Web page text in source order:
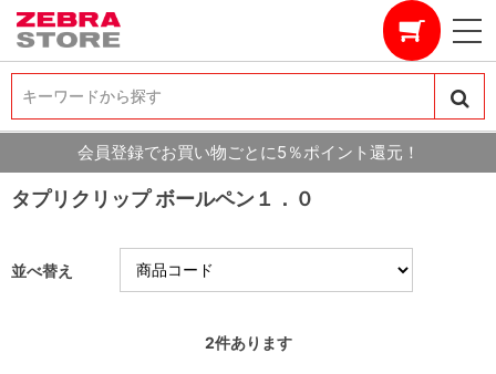
キーワードから探す
キーワードから探す
会員登録でお買い物ごとに5％ポイント還元！
タプリクリップ ボールペン１．０
並べ替え
2件あります